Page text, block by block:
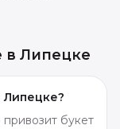
в Липецке
Липецке?
букет